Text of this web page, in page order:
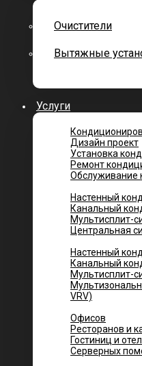
Очистители
Вытяжные
Услуги
Дизайн проект
Установка
Ремонт
Обслуживание
Настенный
Канальный
Мультисплит-
Центральная
Настенный
Канальный
Мультисплит-
VRV)
Офисов
Ресторанов и
Гостиниц и
Серверных